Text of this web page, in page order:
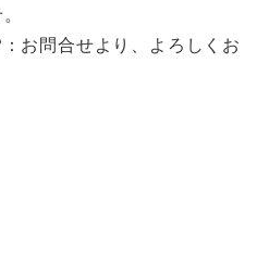
お問合せより、よろしくお